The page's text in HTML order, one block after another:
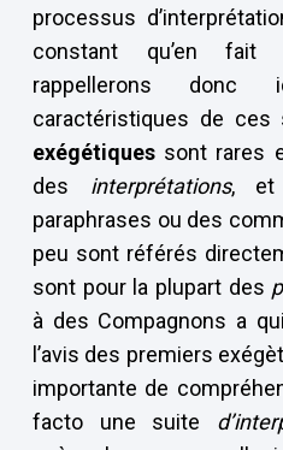
processus
constant qu’en fait
rappellerons donc
caractéristiques de ces
exégétiquessont rares
des interprétations, et
paraphrases ou des
peu sont référés
sont pour la plupart des
à des Compagnons a
l’avis des premiers
importante de
facto une suite